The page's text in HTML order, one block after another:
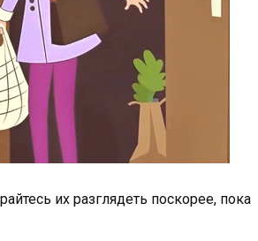
их разглядеть поскорее, пока